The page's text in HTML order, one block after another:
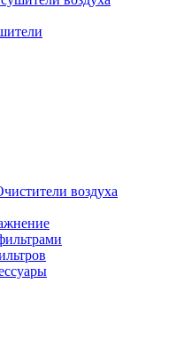
воздуха